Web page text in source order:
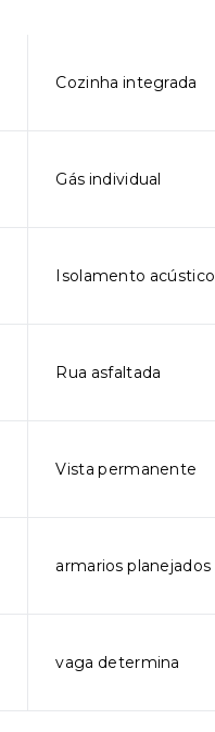
Cozinha integrada
Gás individual
Isolamento acústico
Rua asfaltada
Vista permanente
armarios planejados
vaga determina